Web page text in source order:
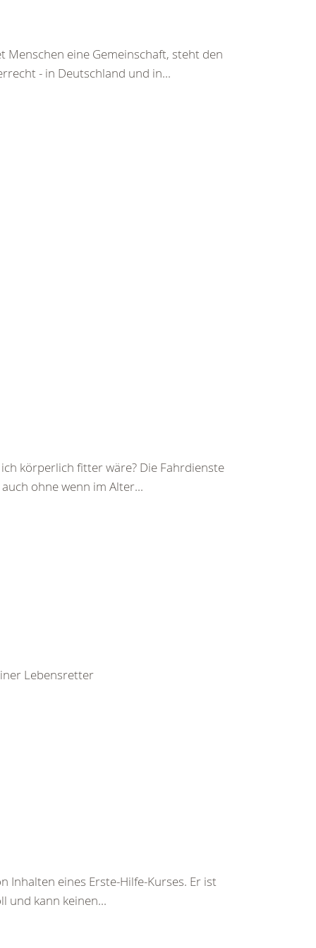
eine Gemeinschaft, steht den
- in Deutschland und in...
körperlich fitter wäre? Die Fahrdienste
ohne wenn im Alter...
Lebensretter
eines Erste-Hilfe-Kurses. Er ist
und kann keinen...